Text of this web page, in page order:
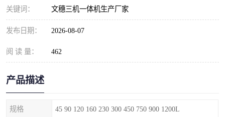
关键词： 文穗三机一体机生产厂家
发布日期： 2026-08-07
阅 读 量： 462
产品描述
规格 45 90 120 160 230 300 450 750 900 1200L